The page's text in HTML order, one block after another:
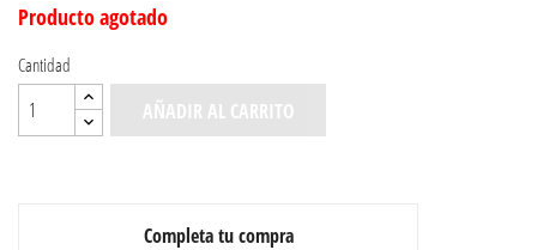
Producto agotado
Cantidad
AÑADIR AL CARRITO
Completa tu compra